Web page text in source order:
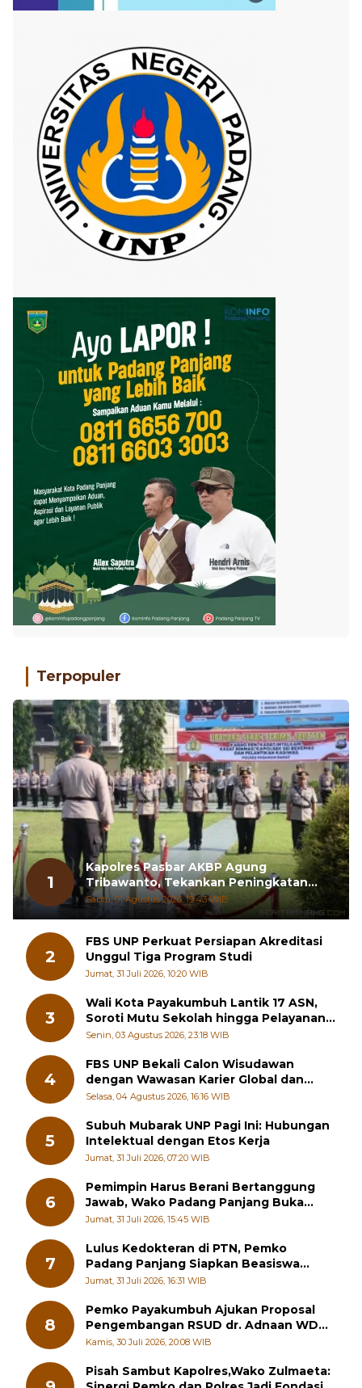
Terpopuler
1
Kapolres Pasbar AKBP Agung
Tribawanto, Tekankan Peningkatan
Pelayanan dan Sinergi dengan
Masyarakat
Sabtu, 01 Agustus 2026, 19:43 WIB
2
FBS UNP Perkuat Persiapan Akreditasi
Unggul Tiga Program Studi
Jumat, 31 Juli 2026, 10:20 WIB
3
Wali Kota Payakumbuh Lantik 17 ASN,
Soroti Mutu Sekolah hingga Pelayanan
RSUD
Senin, 03 Agustus 2026, 23:18 WIB
4
FBS UNP Bekali Calon Wisudawan
dengan Wawasan Karier Global dan
Kewirausahaan Kreatif
Selasa, 04 Agustus 2026, 16:16 WIB
5
Subuh Mubarak UNP Pagi Ini: Hubungan
Intelektual dengan Etos Kerja
Jumat, 31 Juli 2026, 07:20 WIB
6
Pemimpin Harus Berani Bertanggung
Jawab, Wako Padang Panjang Buka
Pelatihan Kepemimpinan Pelajar
Jumat, 31 Juli 2026, 15:45 WIB
7
Lulus Kedokteran di PTN, Pemko
Padang Panjang Siapkan Beasiswa
Penuh
Jumat, 31 Juli 2026, 16:31 WIB
8
Pemko Payakumbuh Ajukan Proposal
Pengembangan RSUD dr. Adnaan WD
kepada Kementerian Kesehatan
Kamis, 30 Juli 2026, 20:08 WIB
Pisah Sambut Kapolres,Wako Zulmaeta: